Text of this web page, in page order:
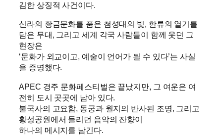
김한 상징적 사건이다.
신라의 황금문화를 품은 첨성대의 빛, 한류의 열기를
담은 무대, 그리고 세계 각국 사람들이 함께 웃던 그
현장은
‘문화가 외교이고, 예술이 언어가 될 수 있다’는 사실
을 증명했다.
APEC 경주 문화페스티벌은 끝났지만, 그 여운은 여
전히 도시 곳곳에 남아 있다.
불국사의 고요함, 동궁과 월지의 반사된 조명, 그리고
황성공원에서 들리던 음악의 잔향이
하나의 메시지를 남긴다.